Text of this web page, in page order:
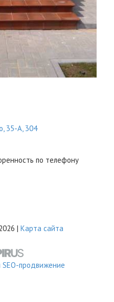
35-А, 304
по телефону
| Карта сайта
SEO-продвижение